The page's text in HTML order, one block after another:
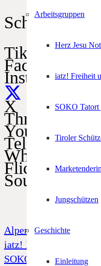
Arbeitsgruppen
Herz Jesu
iatz! Freiheit
SOKO
Tiroler
Jungschützen
Geschichte
Einleitung
Schützen im
TikTok
Facebook
Instagram
X
Threads
YouTube
Telegram
WhatsApp
Flickr
SoundCloud
Alpenregionstreffen
iatz! Freiheit und
SOKO Tatort „Alto